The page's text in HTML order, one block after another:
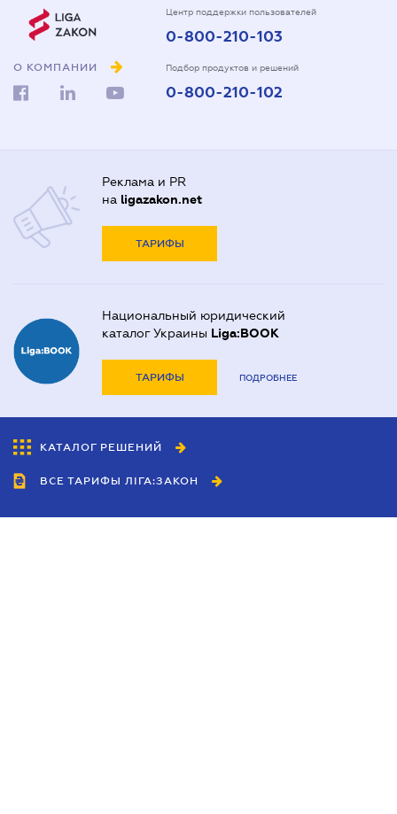
О КОМПАНИИ
Центр поддержки пользователей
0-800-210-103
Подбор продуктов и решений
0-800-210-102
Реклама и PR
на ligazakon.net
ТАРИФЫ
Национальный юридический
каталог Украины Liga:BOOK
ТАРИФЫ ПОДРОБНЕЕ
КАТАЛОГ РЕШЕНИЙ
ВСЕ ТАРИФЫ ЛІГА:ЗАКОН